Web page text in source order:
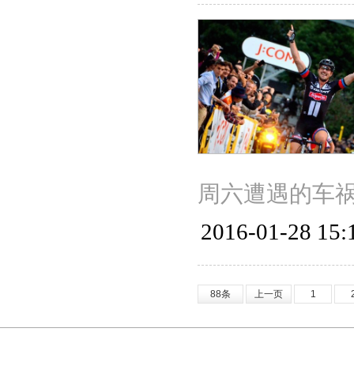
周六遭遇的车
2016-01-28
88条 上一页 1